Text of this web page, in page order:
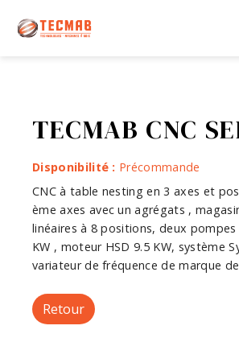
TECMAB CNC
Disponibilité : Précommande
CNC à table nesting en 3 axes et
ème axes avec un agrégats ,
linéaires à 8 positions, deux pompes
KW , moteur HSD 9.5 KW, système
variateur de fréquence de marque
Retour